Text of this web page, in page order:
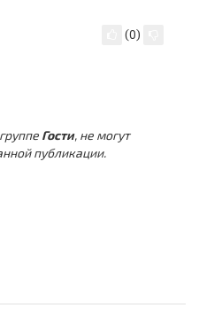
(0)
Гости, не могут
публикации.